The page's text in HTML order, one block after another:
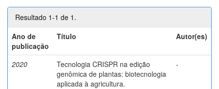
Resultado 1-1 de 1.
Ano de
publicação
Título Autor(es)
2020
Tecnologia CRISPR na edição
genômica de plantas: biotecnologia
aplicada à agricultura.
-